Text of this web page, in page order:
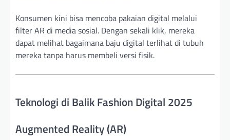
Konsumen kini bisa mencoba pakaian digital melalui
filter AR di media sosial. Dengan sekali klik, mereka
dapat melihat bagaimana baju digital terlihat di tubuh
mereka tanpa harus membeli versi fisik.
Teknologi di Balik Fashion Digital 2025
Augmented Reality (AR)